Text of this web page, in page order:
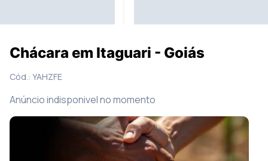
Chácara em Itaguari - Goiás
Cód.: YAHZFE
Anúncio indisponivel no momento